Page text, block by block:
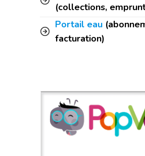
(collections,
Portail eau
facturation)